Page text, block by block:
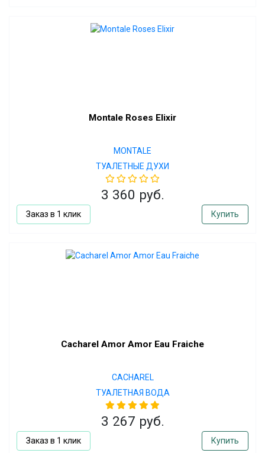
Montale Roses Elixir
MONTALE
ТУАЛЕТНЫЕ ДУХИ
3 360 руб.
Заказ в 1 клик Купить
Cacharel Amor Amor Eau Fraiche
CACHAREL
ТУАЛЕТНАЯ ВОДА
3 267 руб.
Заказ в 1 клик Купить